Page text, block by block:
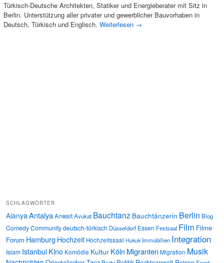
Türkisch-Deutsche Architekten, Statiker und Energieberater mit Sitz in
Berlin. Unterstützung aller privater und gewerblicher Bauvorhaben in
Deutsch, Türkisch und Englisch. Weiterlesen →
SCHLAGWÖRTER
AlanyaAntalyaAnwaltAvukat Bauchtanz Bauchtänzerin Berlin Blog
ComedyCommunitydeutsch-türkisch Düsseldorf Essen Festsaal Film Filme
Forum Hamburg Hochzeit Hochzeitssaal Hukuk Immobilien Integration
Islam IstanbulKino Komödie Kultur Köln MigrantenMigration Musik